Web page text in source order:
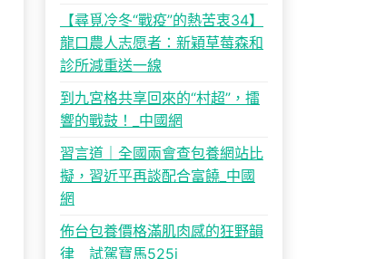
【尋覓冷冬“戰疫”的熱苦衷34】
龍口農人志愿者：新穎草莓森和
診所減重送一線
到九宮格共享回來的“村超”，擂
響的戰鼓！_中國網
習言道｜全國兩會查包養網站比
擬，習近平再談配合富饒_中國
網
佈台包養價格滿肌肉感的狂野韻
律 試駕寶馬525i